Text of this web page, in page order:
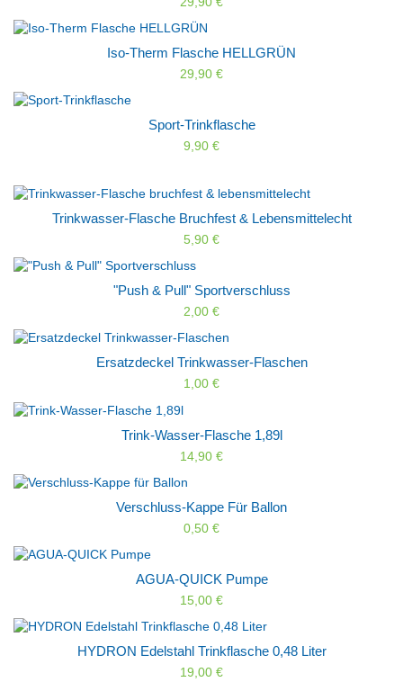
Iso-Therm Flasche HELLGRÜN
29,90 €
Sport-Trinkflasche
9,90 €
Trinkwasser-Flasche Bruchfest & Lebensmittelecht
5,90 €
"Push & Pull" Sportverschluss
2,00 €
Ersatzdeckel Trinkwasser-Flaschen
1,00 €
Trink-Wasser-Flasche 1,89l
14,90 €
Verschluss-Kappe Für Ballon
0,50 €
AGUA-QUICK Pumpe
15,00 €
HYDRON Edelstahl Trinkflasche 0,48 Liter
19,00 €